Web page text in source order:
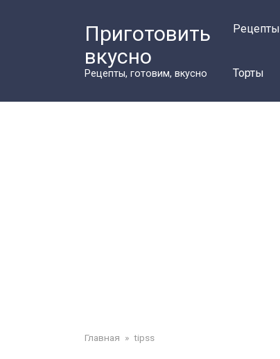
Приготовить
вкусно
Рецепты, готовим, вкусно
Рецепты
Торты
Главная » tipss